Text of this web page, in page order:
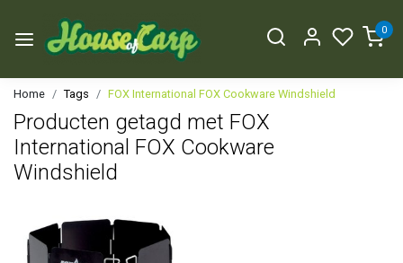
0
Home Tags FOX International FOX Cookware Windshield
Producten getagd met FOX
International FOX Cookware
Windshield